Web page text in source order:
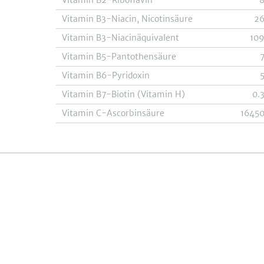
Vitamin B3-Niacin, Nicotinsäure
26
Vitamin B3-Niacinäquivalent
109
Vitamin B5-Pantothensäure
7
Vitamin B6-Pyridoxin
5
Vitamin B7-Biotin (Vitamin H)
0.3
Vitamin C-Ascorbinsäure
16450